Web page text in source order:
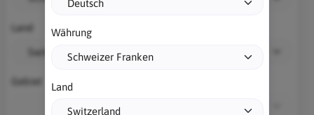
Land
Gebiet
Währung
Land